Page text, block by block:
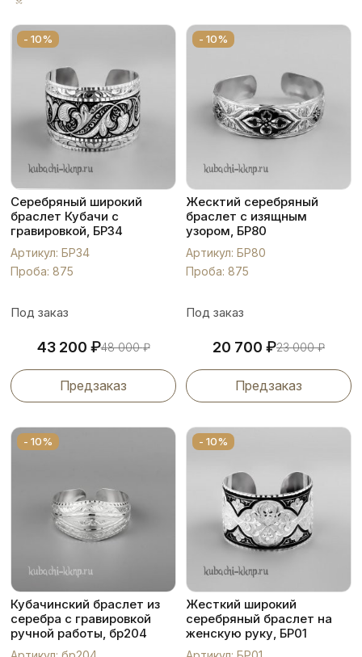
- 10%
Серебряный широкий
браслет Кубачи с
гравировкой, БР34
Артикул: БР34
Проба: 875
Под заказ
43 200 ₽48 000₽
Предзаказ
- 10%
Жесктий серебряный
браслет с изящным
узором, БР80
Артикул: БР80
Проба: 875
Под заказ
20 700 ₽23 000₽
Предзаказ
- 10%
Кубачинский браслет из
серебра с гравировкой
ручной работы, бр204
- 10%
Жесткий широкий
серебряный браслет на
женскую руку, БР01